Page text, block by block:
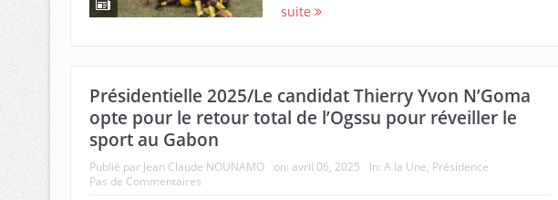
suite
Présidentielle 2025/Le candidat Thierry Yvon N’Goma
opte pour le retour total de l’Ogssu pour réveiller le
sport au Gabon
Publié par Jean Claude NOUNAMO on: avril 06, 2025 In: A la Une, Présidence
Pas de Commentaires